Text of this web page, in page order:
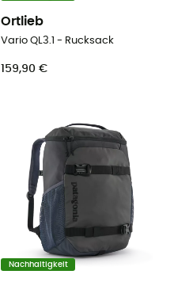
Ortlieb
Vario QL3.1 - Rucksack
159,90 €
Nachhaltigkeit